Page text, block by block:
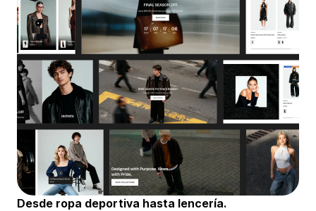
Desde ropa deportiva hasta lencería.